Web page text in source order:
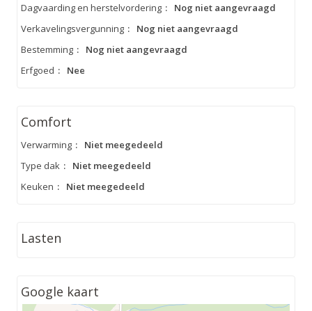
Dagvaarding en herstelvordering :
Nog niet aangevraagd
Verkavelingsvergunning :
Nog niet aangevraagd
Bestemming :
Nog niet aangevraagd
Erfgoed : Nee
Comfort
Verwarming :
Niet meegedeeld
Type dak :
Niet meegedeeld
Keuken : Niet meegedeeld
Lasten
Google kaart